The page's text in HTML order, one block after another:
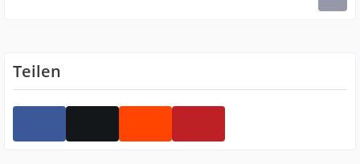
Teilen